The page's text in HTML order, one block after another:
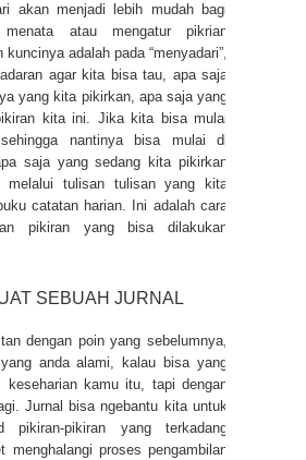
akan menjadi lebih mudah bagi
atau mengatur pikrian
kuncinya adalah pada “menyadari”,
agar kita bisa tau, apa saja
yang kita pikirkan, apa saja yang
kita ini. Jika kita bisa mulai
nantinya bisa mulai di
saja yang sedang kita pikirkan
melalui tulisan tulisan yang kita
catatan harian. Ini adalah cara
pikiran yang bisa dilakukan
SEBUAH JURNAL
dengan poin yang sebelumnya,
anda alami, kalau bisa yang
keseharian kamu itu, tapi dengan
Jurnal bisa ngebantu kita untuk
pikiran-pikiran yang terkadang
menghalangi proses pengambilan